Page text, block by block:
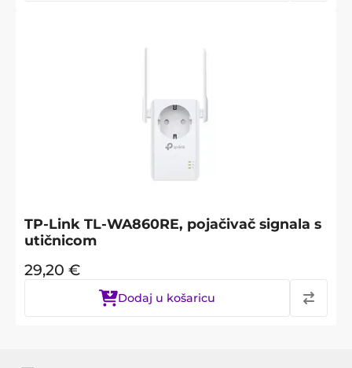
TP-Link TL-WA860RE, pojačivač signala s
utičnicom
29,20 €
Dodaj u košaricu